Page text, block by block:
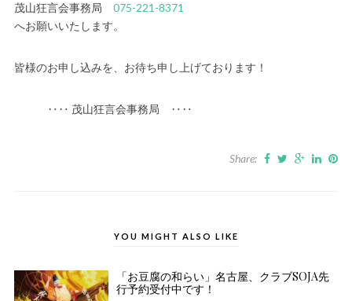
茂山狂言会事務局 075-221-8371
へお願いいたします。
皆様のお申し込みを、お待ち申し上げております！
‥‥ 茂山狂言会事務局 ‥‥
Share:
YOU MIGHT ALSO LIKE
「お豆腐の和らい」名古屋、クラブSOJA先
行予約受付中です！